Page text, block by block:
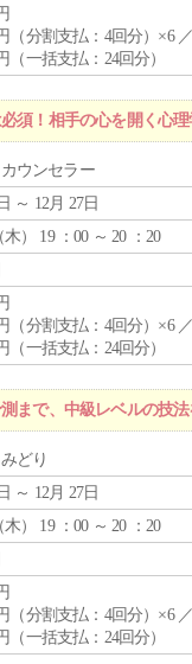
（分割支払：4回分）×6
（一括支払：24回分）
須！相手の心を開く心理
ウンセラー
～ 12月 27日
木） 19 ：00 ～ 20 ：20
（分割支払：4回分）×6
（一括支払：24回分）
まで、中級レベルの技法
どり
～ 12月 27日
木） 19 ：00 ～ 20 ：20
（分割支払：4回分）×6
（一括支払：24回分）